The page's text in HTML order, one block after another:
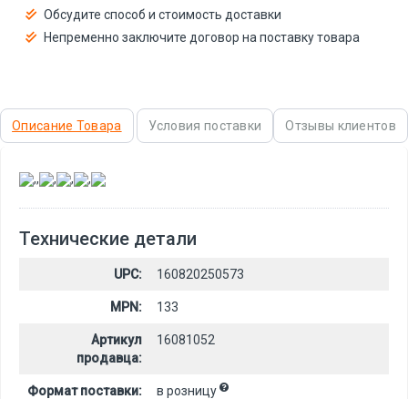
Обсудите способ и стоимость доставки
Непременно заключите договор на поставку товара
Описание Товара Условия поставки Отзывы клиентов
,, , , ,
Технические детали
UPC: 160820250573
MPN: 133
Артикул
продавца:
16081052
Формат поставки: в розницу